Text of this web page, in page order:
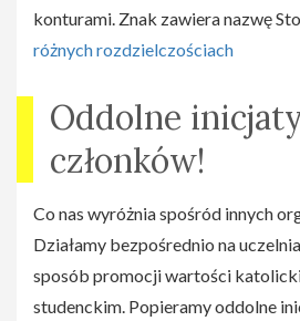
konturami. Znak zawiera nazwę
różnych rozdzielczościach
Oddolne
członków!
Co nas wyróżnia spośród innych
Działamy bezpośrednio na
sposób promocji wartości
studenckim. Popieramy oddolne